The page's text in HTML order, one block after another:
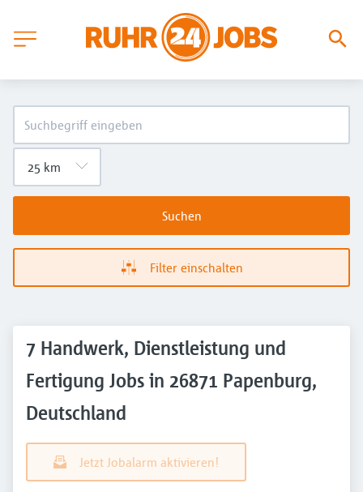
Suchen
Filter einschalten
7 Handwerk, Dienstleistung und
Fertigung Jobs in 26871 Papenburg,
Deutschland
Jetzt Jobalarm aktivieren!